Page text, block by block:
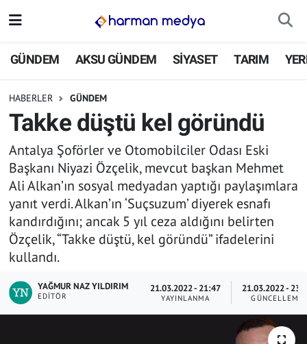
GÜNDEM AKSU GÜNDEM SİYASET TARIM
HABERLER GÜNDEM
Takke düştü kel göründü
Antalya Şoförler ve Otomobilciler Odası Eski
Başkanı Niyazi Özçelik, mevcut başkan Mehmet
Ali Alkan’ın sosyal medyadan yaptığı paylaşımlara
yanıt verdi. Alkan’ın ‘Suçsuzum’ diyerek esnafı
kandırdığını; ancak 5 yıl ceza aldığını belirten
Özçelik, “Takke düştü, kel göründü” ifadelerini
kullandı.
YAĞMUR NAZ YILDIRIM
EDITÖR
21.03.2022 - 21:47
YAYINLANMA
21.03.2022 -
GÜNCELLEME
GÜNDEM
SİYASET
TARIM
YEREL YÖNETİMLER
EKONOMİ
ASAYİŞ
SPOR
İstanbul Nöbetçi Eczaneler
İstanbul Trafik Yoğunluk Haritası
Süper Lig Puan Durumu ve Fikstür
Tüm Manşetler
Son Dakika Haberleri
Haber Arşivi